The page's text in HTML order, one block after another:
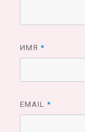
ИМЯ*
EMAIL*